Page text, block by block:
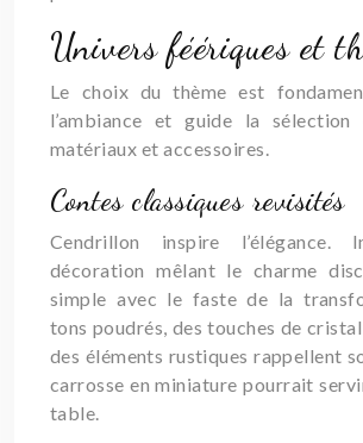
Univers féériques et
Le choix du thème est
l’ambiance et guide la sélection
matériaux et accessoires.
Contes classiques revisités
Cendrillon inspire l’élégance.
décoration mêlant le charme
simple avec le faste de la
tons poudrés, des touches de
des éléments rustiques rappellent
carrosse en miniature pourrait
table.